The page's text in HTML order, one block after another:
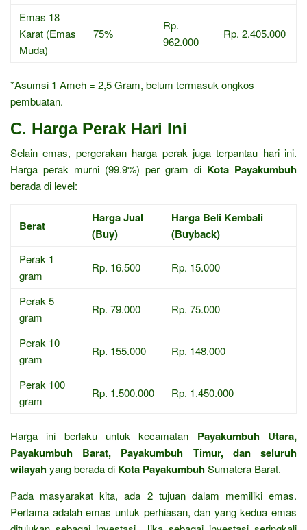
Emas 18
Karat (Emas
Muda)
75%
Rp.
962.000
Rp. 2.405.000
*Asumsi 1 Ameh = 2,5 Gram, belum termasuk ongkos
pembuatan.
C. Harga Perak Hari Ini
Selain emas, pergerakan harga perak juga terpantau hari ini.
Harga perak murni (99.9%) per gram di Kota Payakumbuh
berada di level:
Berat
Harga Jual
(Buy)
Harga Beli Kembali
(Buyback)
Perak 1
gram
Rp. 16.500 Rp. 15.000
Perak 5
gram
Rp. 79.000 Rp. 75.000
Perak 10
gram
Rp. 155.000 Rp. 148.000
Perak 100
gram
Rp. 1.500.000 Rp. 1.450.000
Harga ini berlaku untuk kecamatan Payakumbuh Utara,
Payakumbuh Barat, Payakumbuh Timur, dan seluruh
wilayahyang berada di Kota PayakumbuhSumatera Barat.
Pada masyarakat kita, ada 2 tujuan dalam memiliki emas.
Pertama adalah emas untuk perhiasan, dan yang kedua emas